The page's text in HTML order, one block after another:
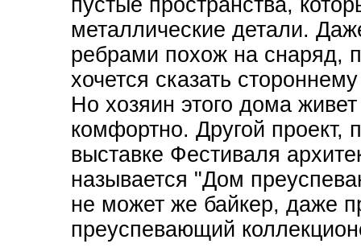
пустые пространства,
металлические детали.
ребрами похож на снаряд,
хочется сказать
Но хозяин этого дома
комфортно. Другой проект,
выставке Фестиваля
называется "Дом
не может же байкер, даже
преуспевающий